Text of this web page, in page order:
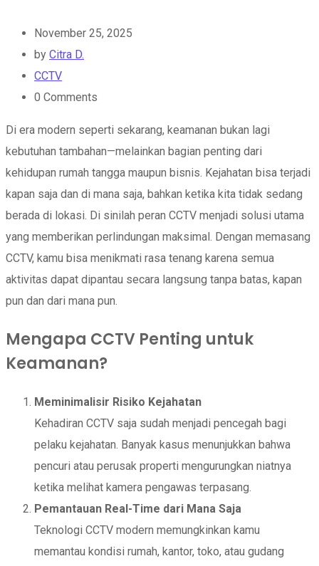
November 25, 2025
by Citra D.
CCTV
0 Comments
Di era modern seperti sekarang, keamanan bukan lagi
kebutuhan tambahan—melainkan bagian penting dari
kehidupan rumah tangga maupun bisnis. Kejahatan bisa terjadi
kapan saja dan di mana saja, bahkan ketika kita tidak sedang
berada di lokasi. Di sinilah peran CCTV menjadi solusi utama
yang memberikan perlindungan maksimal. Dengan memasang
CCTV, kamu bisa menikmati rasa tenang karena semua
aktivitas dapat dipantau secara langsung tanpa batas, kapan
pun dan dari mana pun.
Mengapa CCTV Penting untuk
Keamanan?
Meminimalisir Risiko Kejahatan
Kehadiran CCTV saja sudah menjadi pencegah bagi
pelaku kejahatan. Banyak kasus menunjukkan bahwa
pencuri atau perusak properti mengurungkan niatnya
ketika melihat kamera pengawas terpasang.
Pemantauan Real-Time dari Mana Saja
Teknologi CCTV modern memungkinkan kamu
memantau kondisi rumah, kantor, toko, atau gudang